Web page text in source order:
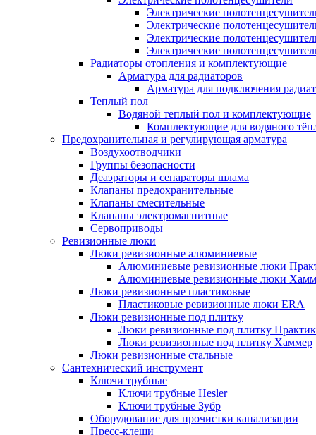
Электрические
Электрические
Электрические
Электрические
Радиаторы отопления и комплектующие
Арматура для радиаторов
Арматура для подключения
Теплый пол
Водяной теплый пол и комплектующие
Комплектующие для водяного
Предохранительная и регулирующая арматура
Воздухоотводчики
Группы безопасности
Деаэраторы и сепараторы шлама
Клапаны предохранительные
Клапаны смесительные
Клапаны электромагнитные
Сервоприводы
Ревизионные люки
Люки ревизионные алюминиевые
Алюминиевые ревизионные люки
Алюминиевые ревизионные люки
Люки ревизионные пластиковые
Пластиковые ревизионные люки ERA
Люки ревизионные под плитку
Люки ревизионные под плитку
Люки ревизионные под плитку Хаммер
Люки ревизионные стальные
Сантехнический инструмент
Ключи трубные
Ключи трубные Hesler
Ключи трубные Зубр
Оборудование для прочистки канализации
Пресс-клещи